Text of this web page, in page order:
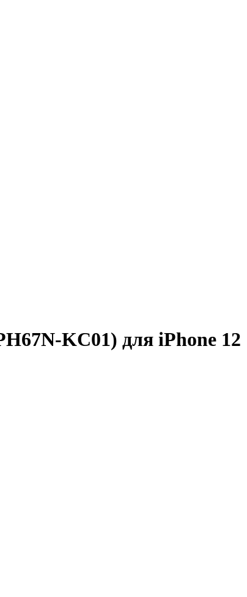
KC01) для iPhone 12